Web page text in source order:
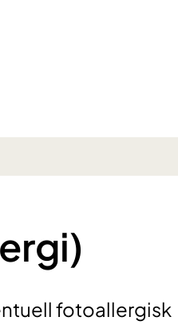
fotoallergisk